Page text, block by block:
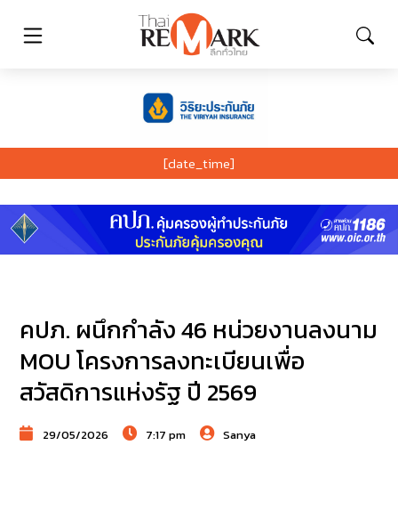
[date_time]
คปภ. ผนึกกำลัง 46 หน่วยงานลงนาม
MOU โครงการลงทะเบียนเพื่อ
สวัสดิการแห่งรัฐ ปี 2569
29/05/2026 7:17 pm Sanya